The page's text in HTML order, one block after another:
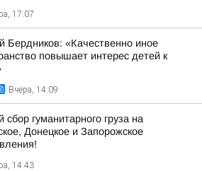
17:07
Бердников: «Качественно иное
повышает интерес детей к
Вчера, 14:09
гуманитарного груза на
Донецкое и Запорожское
14:43